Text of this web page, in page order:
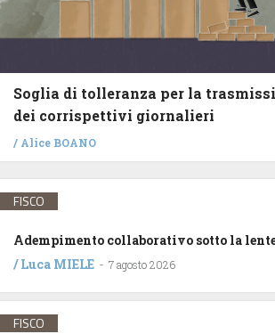
Soglia di tolleranza per la
dei corrispettivi giornalieri
/ Alice BOANO
FISCO
Adempimento collaborativo sotto la
/Luca MIELE - 7 agosto 2026
FISCO